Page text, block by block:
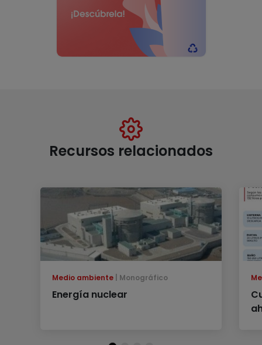
Recursos relacionados
Medio ambiente Monográfico
Energía nuclear